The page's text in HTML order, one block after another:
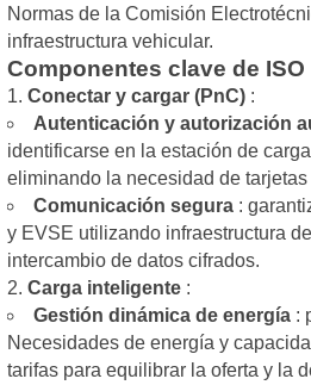
Normas de la Comisión
infraestructura vehicular.
Componentes clave de ISO
Conectar y cargar (PnC):
Autenticación y autorización
identificarse en la estación de
eliminando la necesidad de
Comunicación segura:
y EVSE utilizando infraestructura
intercambio de datos cifrados.
Carga inteligente:
Gestión dinámica de energía:
Necesidades de energía y
tarifas para equilibrar la oferta y la